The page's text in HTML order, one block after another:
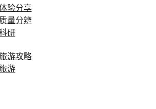
验分享
量分辨
研
游攻略
游